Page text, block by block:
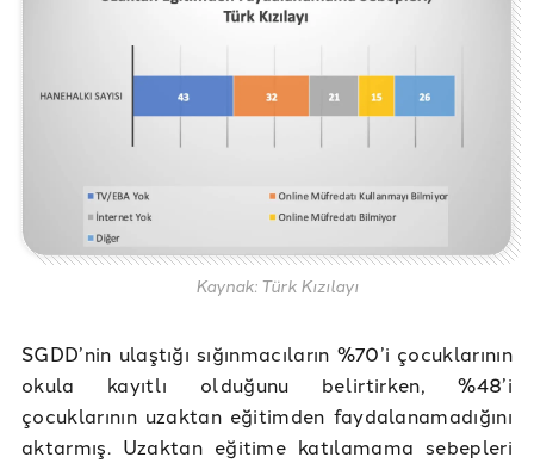
Kaynak: Türk Kızılayı
SGDD’nin ulaştığı sığınmacıların %70’i çocuklarının
okula kayıtlı olduğunu belirtirken, %48’i
çocuklarının uzaktan eğitimden faydalanamadığını
aktarmış. Uzaktan eğitime katılamama sebepleri